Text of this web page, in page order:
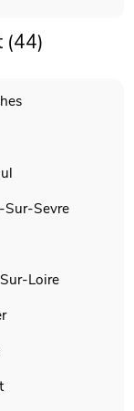
(44)
Sur-Sevre
Loire